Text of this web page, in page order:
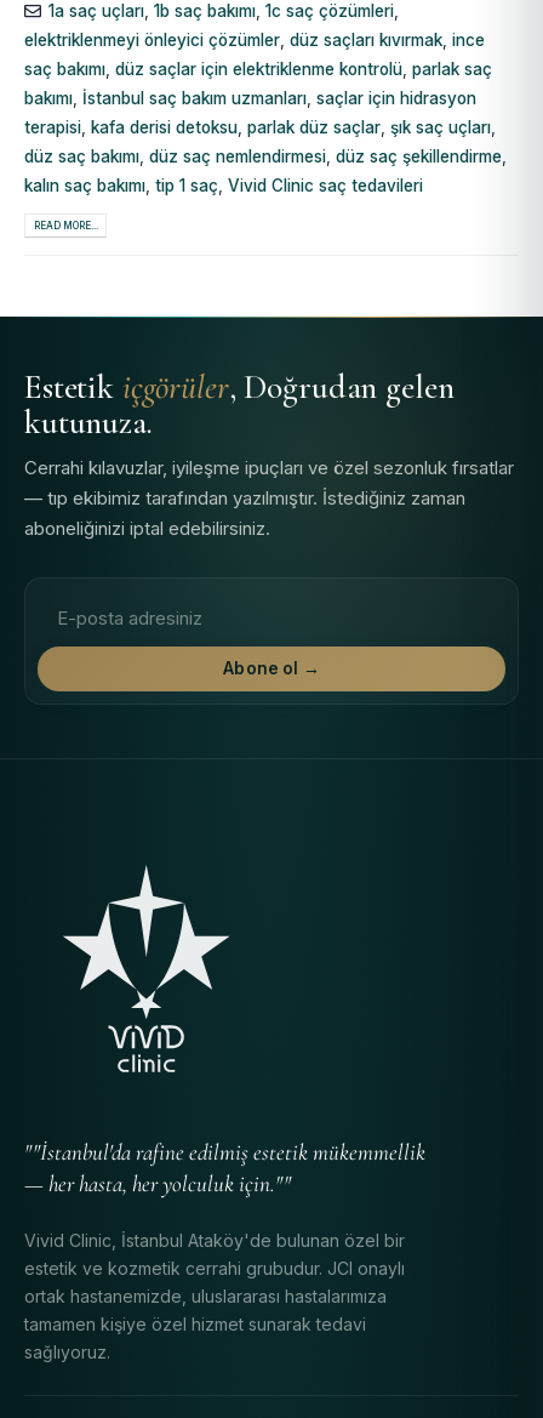
1a saç uçları, 1b saç bakımı, 1c saç çözümleri,
elektriklenmeyi önleyici çözümler düz saçları kıvırmak ince
saç bakımı düz saçlar için elektriklenme kontrolü parlak saç
bakımı İstanbul saç bakım uzmanları saçlar için hidrasyon
terapisi
kafa derisi detoksu parlak düz saçlar şık saç uçları
düz saç bakımı düz saç nemlendirmesi düz saç şekillendirme
kalın saç bakımı tip 1 saç Vivid Clinic saç tedavileri
READ MORE...
Estetik içgörüler, Doğrudan gelen
kutunuza.
Cerrahi kılavuzlar, iyileşme ipuçları ve özel sezonluk fırsatlar
— tıp ekibimiz tarafından yazılmıştır. İstediğiniz zaman
aboneliğinizi iptal edebilirsiniz.
Abone ol →
""İstanbul'da rafine edilmiş estetik mükemmellik
— her hasta, her yolculuk için.""
Vivid Clinic, İstanbul Ataköy'de bulunan özel bir
estetik ve kozmetik cerrahi grubudur. JCI onaylı
ortak hastanemizde, uluslararası hastalarımıza
tamamen kişiye özel hizmet sunarak tedavi
sağlıyoruz.